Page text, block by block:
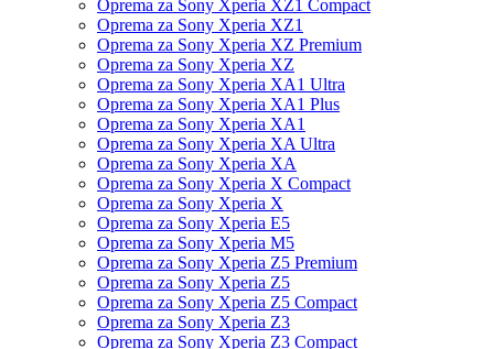
Oprema za Sony Xperia XZ1 Compact
Oprema za Sony Xperia XZ1
Oprema za Sony Xperia XZ Premium
Oprema za Sony Xperia XZ
Oprema za Sony Xperia XA1 Ultra
Oprema za Sony Xperia XA1 Plus
Oprema za Sony Xperia XA1
Oprema za Sony Xperia XA Ultra
Oprema za Sony Xperia XA
Oprema za Sony Xperia X Compact
Oprema za Sony Xperia X
Oprema za Sony Xperia E5
Oprema za Sony Xperia M5
Oprema za Sony Xperia Z5 Premium
Oprema za Sony Xperia Z5
Oprema za Sony Xperia Z5 Compact
Oprema za Sony Xperia Z3
Oprema za Sony Xperia Z3 Compact